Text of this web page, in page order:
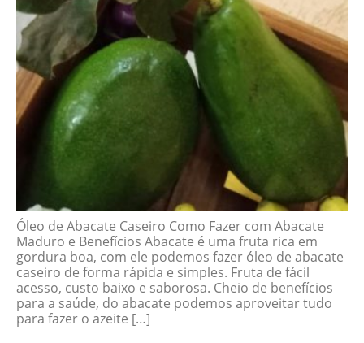
Óleo de Abacate Caseiro Como Fazer com Abacate
Maduro e Benefícios Abacate é uma fruta rica em
gordura boa, com ele podemos fazer óleo de abacate
caseiro de forma rápida e simples. Fruta de fácil
acesso, custo baixo e saborosa. Cheio de benefícios
para a saúde, do abacate podemos aproveitar tudo
para fazer o azeite […]